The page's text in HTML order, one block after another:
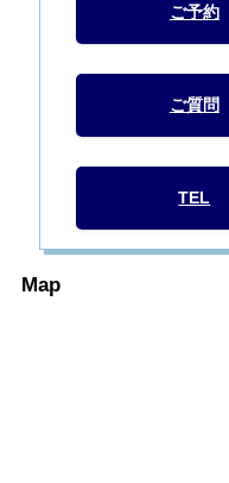
ご予約
ご質問
TEL
Map